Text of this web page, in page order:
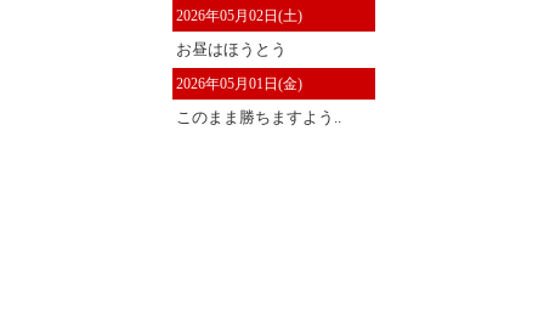
2026年05月02日(土)
お昼はほうとう
2026年05月01日(金)
このまま勝ちますよう..